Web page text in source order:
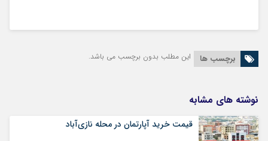
برچسب ها این مطلب بدون برچسب می باشد.
نوشته های مشابه
قیمت خرید آپارتمان در محله نازی‌آباد